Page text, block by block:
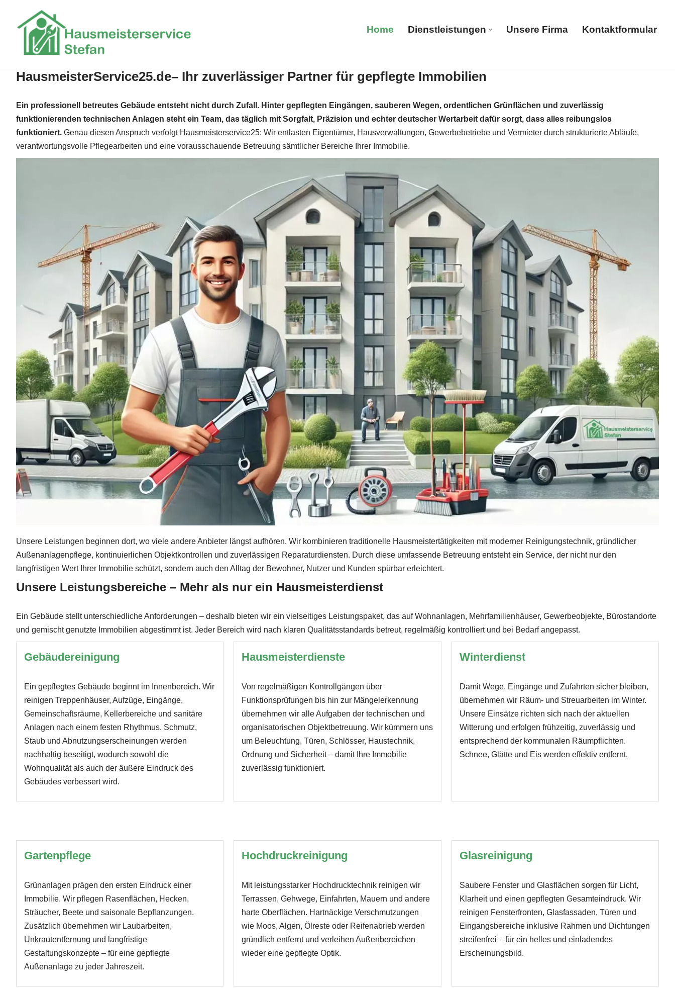
Zum
springen
Home Dienstleistungen Unsere Firma Kontaktformular
HausmeisterService25.de– Ihr zuverlässiger Partner für gepflegte Immobilien
Ein professionell betreutes Gebäude entsteht nicht durch Zufall. Hinter gepflegten Eingängen, sauberen Wegen, ordentlichen Grünflächen und zuverlässig
funktionierenden technischen Anlagen steht ein Team, das täglich mit Sorgfalt, Präzision und echter deutscher Wertarbeit dafür sorgt, dass alles reibungslos
funktioniert. Genau diesen Anspruch verfolgt Hausmeisterservice25: Wir entlasten Eigentümer, Hausverwaltungen, Gewerbebetriebe und Vermieter durch strukturierte Abläufe,
verantwortungsvolle Pflegearbeiten und eine vorausschauende Betreuung sämtlicher Bereiche Ihrer Immobilie.
Unsere Leistungen beginnen dort, wo viele andere Anbieter längst aufhören. Wir kombinieren traditionelle Hausmeistertätigkeiten mit moderner Reinigungstechnik, gründlicher
Außenanlagenpflege, kontinuierlichen Objektkontrollen und zuverlässigen Reparaturdiensten. Durch diese umfassende Betreuung entsteht ein Service, der nicht nur den
langfristigen Wert Ihrer Immobilie schützt, sondern auch den Alltag der Bewohner, Nutzer und Kunden spürbar erleichtert.
Unsere Leistungsbereiche – Mehr als nur ein Hausmeisterdienst
Ein Gebäude stellt unterschiedliche Anforderungen – deshalb bieten wir ein vielseitiges Leistungspaket, das auf Wohnanlagen, Mehrfamilienhäuser, Gewerbeobjekte, Bürostandorte
und gemischt genutzte Immobilien abgestimmt ist. Jeder Bereich wird nach klaren Qualitätsstandards betreut, regelmäßig kontrolliert und bei Bedarf angepasst.
Gebäudereinigung
Ein gepflegtes Gebäude beginnt im Innenbereich. Wir
reinigen Treppenhäuser, Aufzüge, Eingänge,
Gemeinschaftsräume, Kellerbereiche und sanitäre
Anlagen nach einem festen Rhythmus. Schmutz,
Staub und Abnutzungserscheinungen werden
nachhaltig beseitigt, wodurch sowohl die
Wohnqualität als auch der äußere Eindruck des
Gebäudes verbessert wird.
Hausmeisterdienste
Von regelmäßigen Kontrollgängen über
Funktionsprüfungen bis hin zur Mängelerkennung
übernehmen wir alle Aufgaben der technischen und
organisatorischen Objektbetreuung. Wir kümmern uns
um Beleuchtung, Türen, Schlösser, Haustechnik,
Ordnung und Sicherheit – damit Ihre Immobilie
zuverlässig funktioniert.
Winterdienst
Damit Wege, Eingänge und Zufahrten sicher bleiben,
übernehmen wir Räum- und Streuarbeiten im Winter.
Unsere Einsätze richten sich nach der aktuellen
Witterung und erfolgen frühzeitig, zuverlässig und
entsprechend der kommunalen Räumpflichten.
Schnee, Glätte und Eis werden effektiv entfernt.
Gartenpflege
Grünanlagen prägen den ersten Eindruck einer
Immobilie. Wir pflegen Rasenflächen, Hecken,
Sträucher, Beete und saisonale Bepflanzungen.
Zusätzlich übernehmen wir Laubarbeiten,
Unkrautentfernung und langfristige
Gestaltungskonzepte – für eine gepflegte
Außenanlage zu jeder Jahreszeit.
Hochdruckreinigung
Mit leistungsstarker Hochdrucktechnik reinigen wir
Terrassen, Gehwege, Einfahrten, Mauern und andere
harte Oberflächen. Hartnäckige Verschmutzungen
wie Moos, Algen, Ölreste oder Reifenabrieb werden
gründlich entfernt und verleihen Außenbereichen
wieder eine gepflegte Optik.
Glasreinigung
Saubere Fenster und Glasflächen sorgen für Licht,
Klarheit und einen gepflegten Gesamteindruck. Wir
reinigen Fensterfronten, Glasfassaden, Türen und
Eingangsbereiche inklusive Rahmen und Dichtungen
streifenfrei – für ein helles und einladendes
Erscheinungsbild.